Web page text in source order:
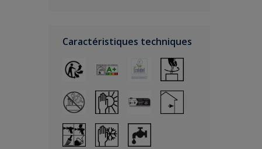
Caractéristiques techniques